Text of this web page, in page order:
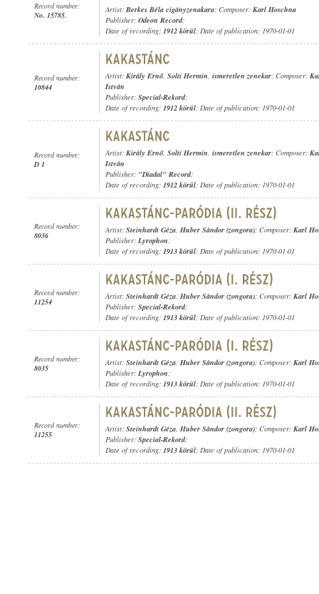
Record number:
No. 15785.
Artist: Berkes Béla cigányzenakara; Composer: Karl Hoschna
Publisher: Odeon Record;
Date of recording: 1912 körül; Date of publication: 1970-01-01
Record number:
10844
Artist: Király Ernő, Solti Hermin, ismeretlen zenekar; Composer:
István
Publisher: Special-Rekord;
Date of recording: 1912 körül; Date of publication: 1970-01-01
Record number:
D 1
Artist: Király Ernő, Solti Hermin, ismeretlen zenekar; Composer:
István
Publisher: "Diadal" Record;
Date of recording: 1912 körül; Date of publication: 1970-01-01
Record number:
8036
Artist: Steinhardt Géza, Huber Sándor (zongora); Composer: Karl
Publisher: Lyrophon;
Date of recording: 1913 körül; Date of publication: 1970-01-01
Record number:
11254
Artist: Steinhardt Géza, Huber Sándor (zongora); Composer: Karl
Publisher: Special-Rekord;
Date of recording: 1913 körül; Date of publication: 1970-01-01
Record number:
8035
Artist: Steinhardt Géza, Huber Sándor (zongora); Composer: Karl
Publisher: Lyrophon;
Date of recording: 1913 körül; Date of publication: 1970-01-01
Record number:
11255
Artist: Steinhardt Géza, Huber Sándor (zongora); Composer: Karl
Publisher: Special-Rekord;
Date of recording: 1913 körül; Date of publication: 1970-01-01